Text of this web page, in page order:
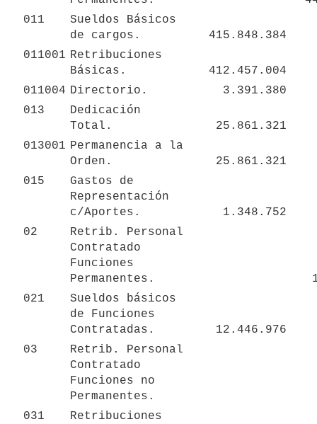
011
Sueldos Básicos
de cargos.
415.848.384
011001 Retribuciones
Básicas.
412.457.004
011004 Directorio.
3.391.380
013
Dedicación
Total.
25.861.321
013001 Permanencia a la
Orden.
25.861.321
015
Gastos de
Representación
c/Aportes.
1.348.752
02
Retrib. Personal
Contratado
Funciones
Permanentes.
021
Sueldos básicos
de Funciones
Contratadas.
12.446.976
03
Retrib. Personal
Contratado
Funciones no
Permanentes.
031
Retribuciones